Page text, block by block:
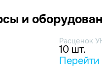
и
Расценок
10 шт.
Перейти